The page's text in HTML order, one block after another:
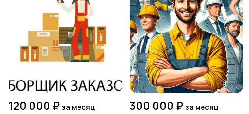
120 000 ₽ за месяц 300 000 ₽ за месяц